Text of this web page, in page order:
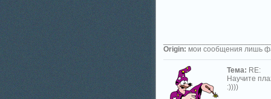
Origin: мои сообщения лишь
Тема: RE:
Научите
:))))